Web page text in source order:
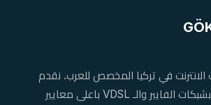
الانترنت في تركيا المخصص للعرب. نقدم
حلولاً متكاملة للربط بشبكات الفايبر والـ VDSL باعلى معايير